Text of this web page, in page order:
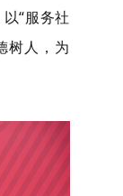
以“服务社
树人，为